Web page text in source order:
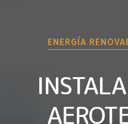
ENERGÍA